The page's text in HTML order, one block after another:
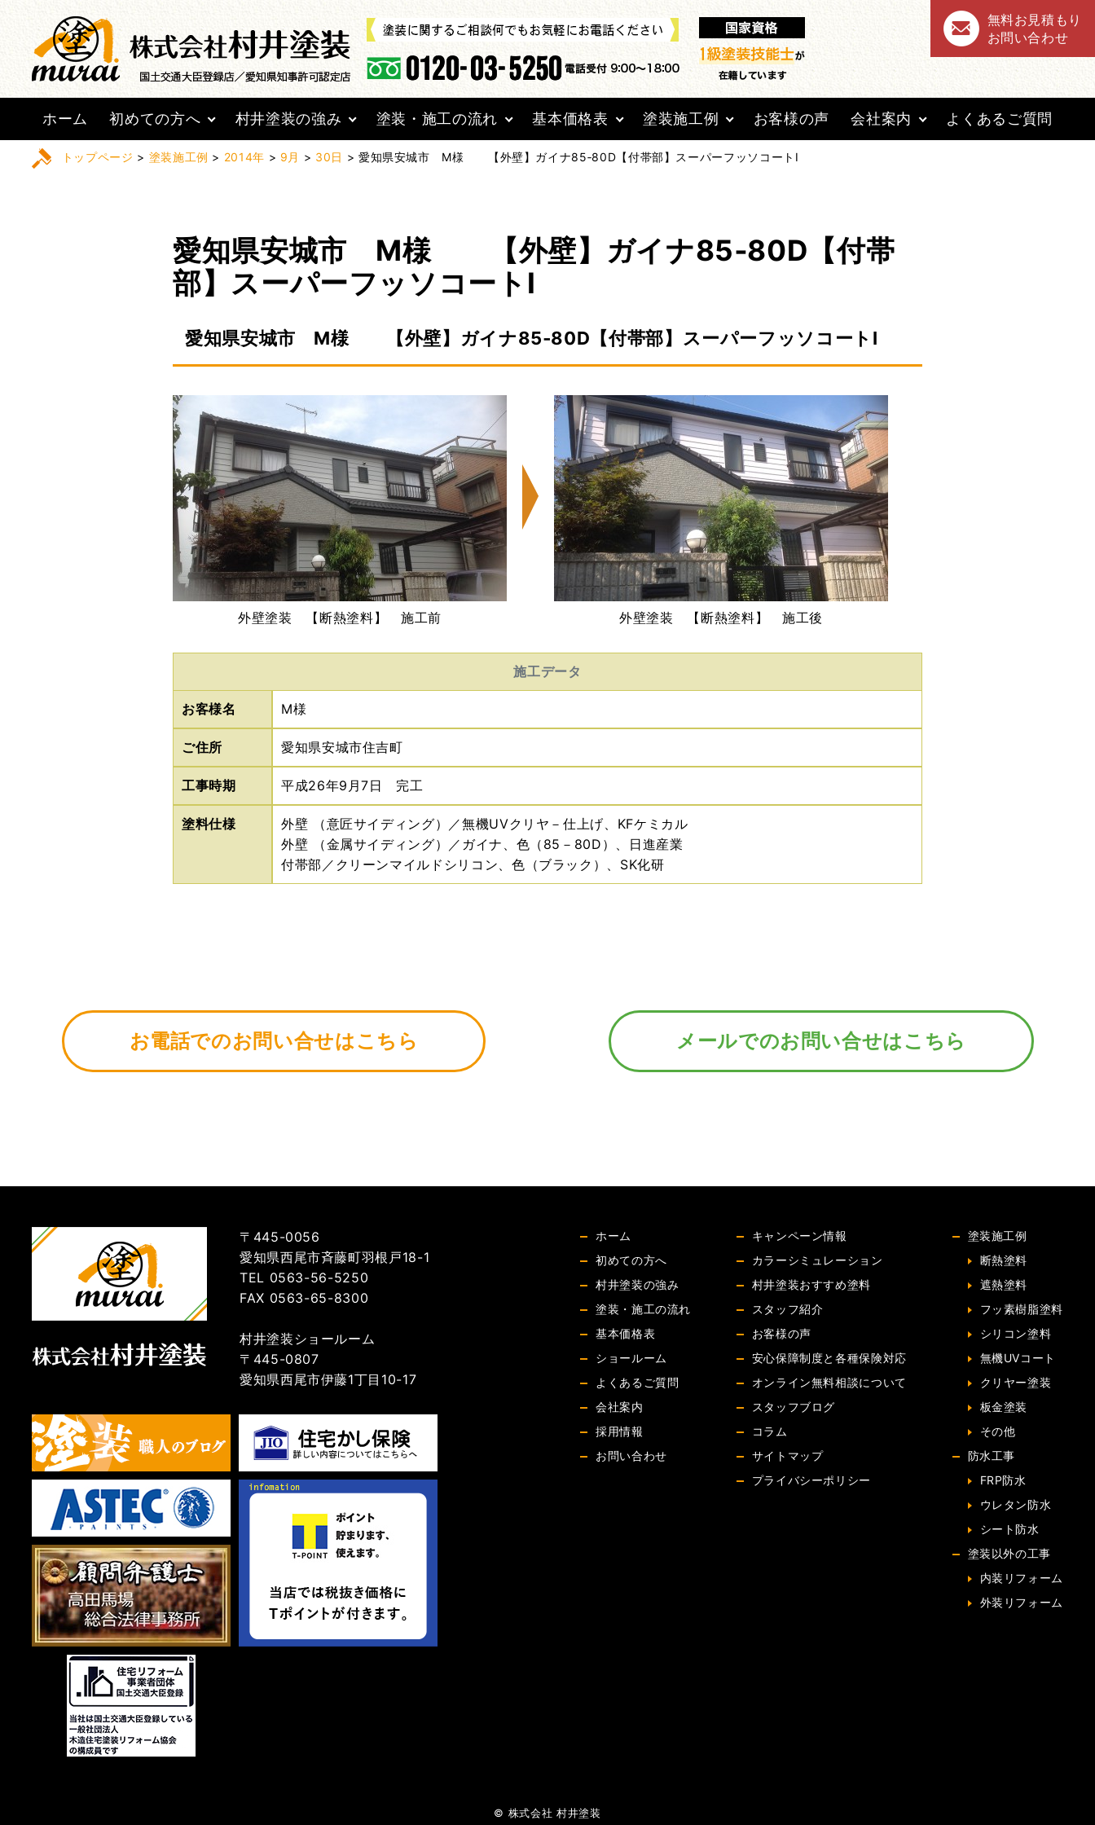
無料お見積もり
お問い合わせ
ホーム 初めての方へ 村井塗装の強み 塗装・施工の流れ 基本価格表 塗装施工例 お客様の声 会社案内 よくあるご質問
トップページ > 塗装施工例 > 2014年 > 9月 > 30日 > 愛知県安城市 M様 【外壁】ガイナ85‐80D【付帯部】スーパーフッソコートⅠ
愛知県安城市 M様 【外壁】ガイナ85‐80D【付帯
部】スーパーフッソコートⅠ
愛知県安城市 M様 【外壁】ガイナ85‐80D【付帯部】スーパーフッソコートⅠ
外壁塗装 【断熱塗料】 施工前 外壁塗装 【断熱塗料】 施工後
施工データ
お客様名 M様
ご住所 愛知県安城市住吉町
工事時期 平成26年9月7日 完工
塗料仕様
外壁 （意匠サイディング）／無機UVクリヤ－仕上げ、KFケミカル
外壁 （金属サイディング）／ガイナ、色（85－80D）、日進産業
付帯部／クリーンマイルドシリコン、色（ブラック）、SK化研
お電話でのお問い合せはこちら メールでのお問い合せはこちら
〒445-0056
愛知県西尾市斉藤町羽根戸18-1
TEL 0563-56-5250
FAX 0563-65-8300
村井塗装ショールーム
〒445-0807
愛知県西尾市伊藤1丁目10-17
ホーム
初めての方へ
村井塗装の強み
塗装・施工の流れ
基本価格表
ショールーム
よくあるご質問
会社案内
採用情報
お問い合わせ
キャンペーン情報
カラーシミュレーション
村井塗装おすすめ塗料
スタッフ紹介
お客様の声
安心保障制度と各種保険対応
オンライン無料相談について
スタッフブログ
コラム
サイトマップ
プライバシーポリシー
塗装施工例
断熱塗料
遮熱塗料
フッ素樹脂塗料
シリコン塗料
無機UVコート
クリヤー塗装
板金塗装
その他
防水工事
FRP防水
ウレタン防水
シート防水
塗装以外の工事
内装リフォーム
外装リフォーム
© 株式会社 村井塗装